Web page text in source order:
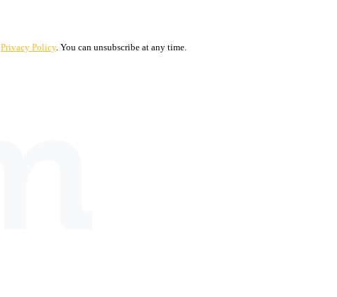
Privacy Policy. You can unsubscribe at any time.